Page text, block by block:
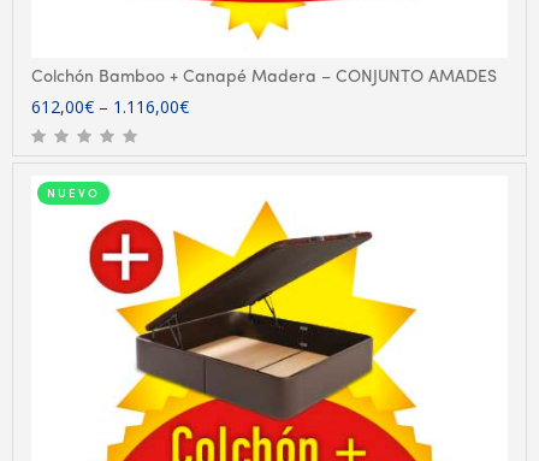
Colchón Bamboo + Canapé Madera – CONJUNTO AMADES
612,00€ – 1.116,00€
NUEVO